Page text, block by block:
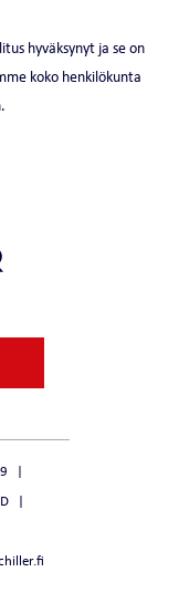
hyväksynyt ja se on
koko henkilökunta